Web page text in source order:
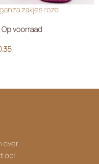
zakjes roze
Op voorraad
over
op!